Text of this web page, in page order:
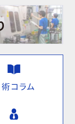
コラム